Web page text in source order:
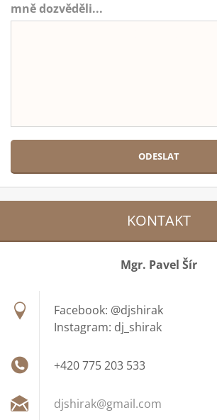
mně dozvěděli...
KONTAKT
Mgr. Pavel Šír
Facebook: @djshirak
Instagram: dj_shirak
+420 775 203 533
djshirak@gmail.com